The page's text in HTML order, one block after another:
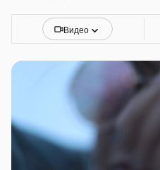
Видео